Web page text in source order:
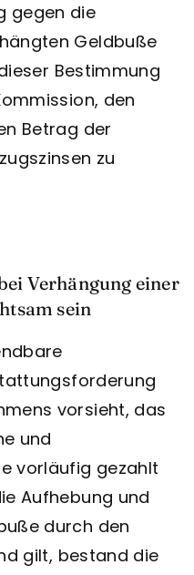
gegen die
Geldbuße
Bestimmung
den
Betrag der
zu
Verhängung einer
sein
vorsieht, das
und
vorläufig gezahlt
Aufhebung und
durch den
gilt, bestand die